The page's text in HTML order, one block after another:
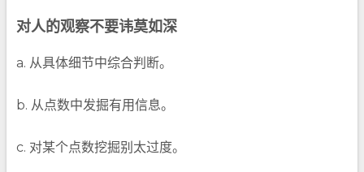
对人的观察不要讳莫如深
a. 从具体细节中综合判断。
b. 从点数中发掘有用信息。
c. 对某个点数挖掘别太过度。